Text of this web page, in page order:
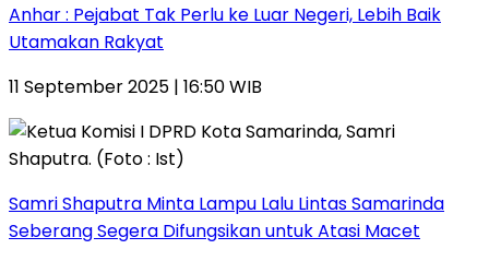
Anhar : Pejabat Tak Perlu ke Luar Negeri, Lebih Baik
Utamakan Rakyat
11 September 2025 | 16:50 WIB
Samri Shaputra Minta Lampu Lalu Lintas Samarinda
Seberang Segera Difungsikan untuk Atasi Macet